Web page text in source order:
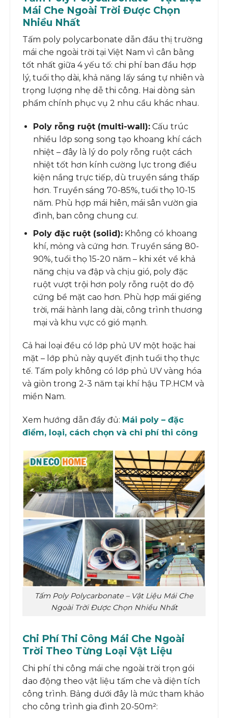
Mái Che Ngoài Trời Được Chọn
Nhiều Nhất
Tấm poly polycarbonate dẫn đầu thị trường
mái che ngoài trời tại Việt Nam vì cân bằng
tốt nhất giữa 4 yếu tố: chi phí ban đầu hợp
lý, tuổi thọ dài, khả năng lấy sáng tự nhiên và
trọng lượng nhẹ dễ thi công. Hai dòng sản
phẩm chính phục vụ 2 nhu cầu khác nhau.
Poly rỗng ruột (multi-wall):Cấu trúc
nhiều lớp song song tạo khoang khí cách
nhiệt – đây là lý do poly rỗng ruột cách
nhiệt tốt hơn kính cường lực trong điều
kiện nắng trực tiếp, dù truyền sáng thấp
hơn. Truyền sáng 70-85%, tuổi thọ 10-15
năm. Phù hợp mái hiên, mái sân vườn gia
đình, ban công chung cư.
Poly đặc ruột (solid):Không có khoang
khí, mỏng và cứng hơn. Truyền sáng 80-
90%, tuổi thọ 15-20 năm – khi xét về khả
năng chịu va đập và chịu gió, poly đặc
ruột vượt trội hơn poly rỗng ruột do độ
cứng bề mặt cao hơn. Phù hợp mái giếng
trời, mái hành lang dài, công trình thương
mại và khu vực có gió mạnh.
Cả hai loại đều có lớp phủ UV một hoặc hai
mặt – lớp phủ này quyết định tuổi thọ thực
tế. Tấm poly không có lớp phủ UV vàng hóa
và giòn trong 2-3 năm tại khí hậu TP.HCM và
miền Nam.
Xem hướng dẫn đầy đủ: Mái poly – đặc
điểm, loại, cách chọn và chi phí thi công
Tấm Poly Polycarbonate – Vật Liệu Mái Che
Ngoài Trời Được Chọn Nhiều Nhất
Chi Phí Thi Công Mái Che Ngoài
Trời Theo Từng Loại Vật Liệu
Chi phí thi công mái che ngoài trời trọn gói
dao động theo vật liệu tấm che và diện tích
công trình. Bảng dưới đây là mức tham khảo
cho công trình gia đình 20-50m²: